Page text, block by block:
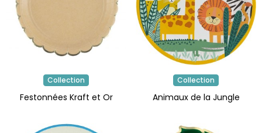
Collection
Festonnées Kraft et Or
Collection
Animaux de la Jungle